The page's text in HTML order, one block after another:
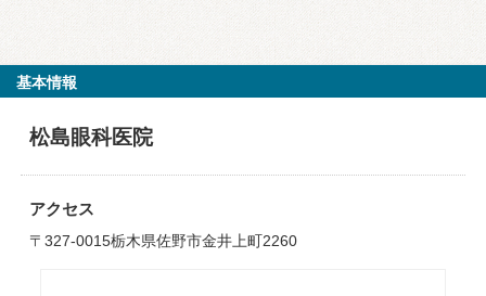
基本情報
松島眼科医院
アクセス
〒327-0015栃木県佐野市金井上町2260